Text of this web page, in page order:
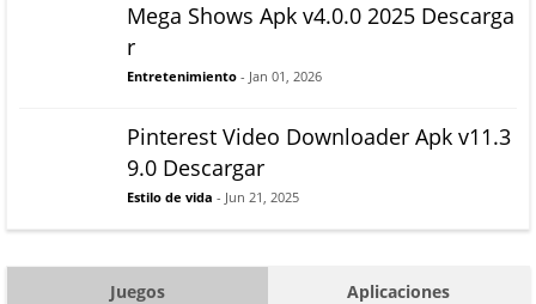
Mega Shows Apk v4.0.0 2025 Descarga
r
Entretenimiento - Jan 01, 2026
Pinterest Video Downloader Apk v11.3
9.0 Descargar
Estilo de vida - Jun 21, 2025
Juegos Aplicaciones